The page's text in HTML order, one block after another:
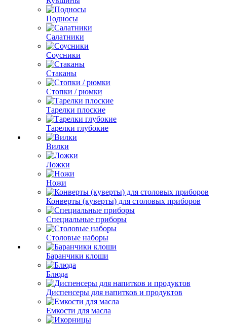
Подносы
Салатники
Соусники
Стаканы
Стопки / рюмки
Тарелки плоские
Тарелки глубокие
Вилки
Ложки
Ножи
Конверты (куверты) для столовых приборов
Специальные приборы
Столовые наборы
Баранчики клоши
Блюда
Диспенсеры для напитков и продуктов
Емкости для масла